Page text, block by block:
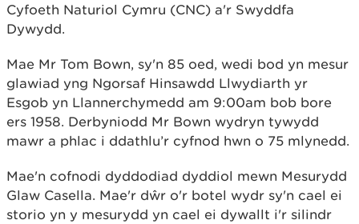
Cyfoeth Naturiol Cymru (CNC) a'r Swyddfa
Dywydd.
Mae Mr Tom Bown, sy'n 85 oed, wedi bod yn mesur
glawiad yng Ngorsaf Hinsawdd Llwydiarth yr
Esgob yn Llannerchymedd am 9:00am bob bore
ers 1958. Derbyniodd Mr Bown wydryn tywydd
mawr a phlac i ddathlu’r cyfnod hwn o 75 mlynedd.
Mae'n cofnodi dyddodiad dyddiol mewn Mesurydd
Glaw Casella. Mae'r dŵr o'r botel wydr sy'n cael ei
storio yn y mesurydd yn cael ei dywallt i'r silindr